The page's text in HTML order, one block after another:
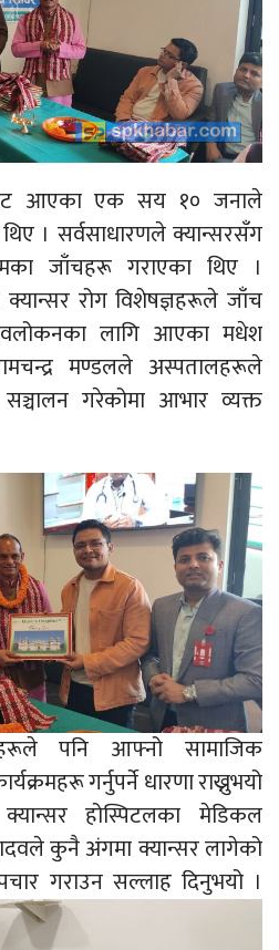
आएका एक सय १० जनाले
। सर्वसाधारणले क्यान्सरसँग
जाँचहरू गराएका थिए ।
रोग विशेषज्ञहरूले जाँच
लागि आएका मधेश
मण्डलले अस्पतालहरूले
गरेकोमा आभार व्यक्त
पनि आफ्नो सामाजिक
गर्नुपर्ने धारणा राख्नुभयो
क्यान्सर होस्पिटलका मेडिकल
कुनै अंगमा क्यान्सर लागेको
गराउन सल्लाह दिनुभयो ।